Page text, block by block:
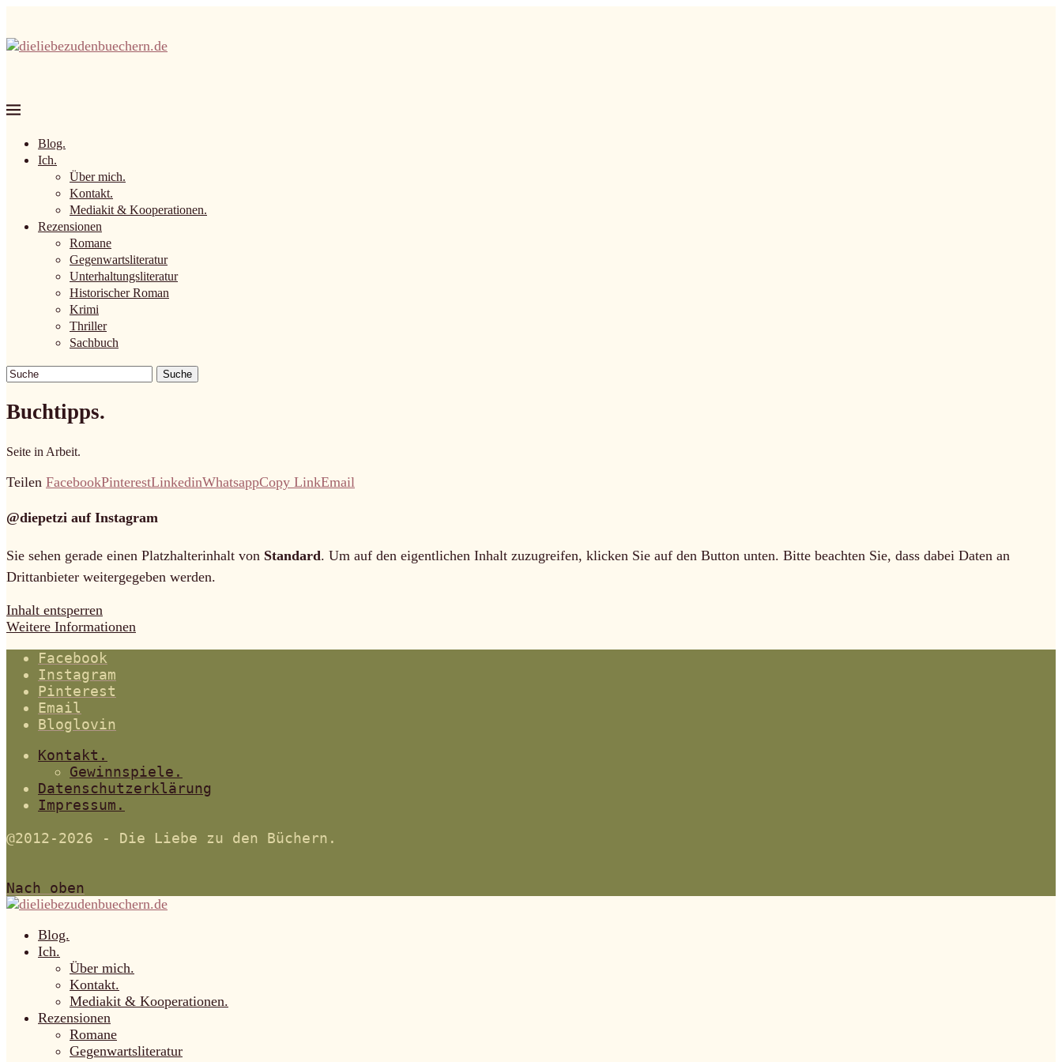
Blog.
Ich.
Über mich.
Kontakt.
Mediakit & Kooperationen.
Rezensionen
Romane
Gegenwartsliteratur
Unterhaltungsliteratur
Historischer Roman
Krimi
Thriller
Sachbuch
Suche
Buchtipps.
Seite in Arbeit.
Teilen FacebookPinterestLinkedinWhatsappCopy LinkEmail
@diepetzi auf Instagram
Sie sehen gerade einen Platzhalterinhalt von Standard. Um auf den eigentlichen Inhalt zuzugreifen, klicken Sie auf den Button unten. Bitte beachten Sie, dass dabei Daten an
Drittanbieter weitergegeben werden.
Inhalt entsperren
Weitere Informationen
Facebook
Instagram
Pinterest
Email
Bloglovin
Kontakt.
Gewinnspiele.
Datenschutzerklärung
Impressum.
@2012-2026 - Die Liebe zu den Büchern.
Nach oben
Blog.
Ich.
Über mich.
Kontakt.
Mediakit & Kooperationen.
Rezensionen
Romane
Gegenwartsliteratur